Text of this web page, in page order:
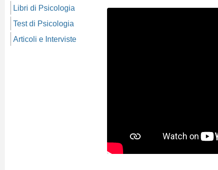
Libri di Psicologia
Test di Psicologia
Articoli e Interviste